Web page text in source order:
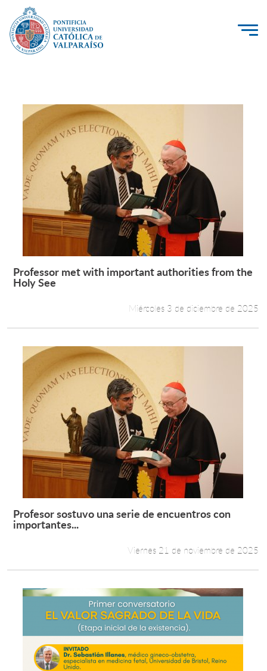
PUCV Internacional
Vinculación con el Medio
Admisión
Pregrado
Postgrado
Formación Continua
Funcionarios
Alumni
English
Leer más +
Professor met with important authorities from the
Holy See
Miércoles 3 de diciembre de 2025
Leer más +
Profesor sostuvo una serie de encuentros con
importantes...
Viernes 21 de noviembre de 2025